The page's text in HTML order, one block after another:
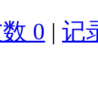
0 | 记